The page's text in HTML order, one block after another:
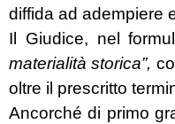
diffida ad adempiere
Il Giudice, nel
materialità storica”,
oltre il prescritto
Ancorché di primo